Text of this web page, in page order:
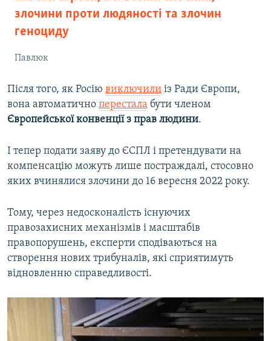
злочини проти людяності та злочин
геноциду
Павлюк
Після того, як Росію виключили із Ради Європи,
вона автоматично перестала бути членом
Європейської конвенції з прав людини.
І тепер подати заяву до ЄСПЛ і претендувати на
компенсацію можуть лише постраждалі, стосовно
яких вчинялися злочини до 16 вересня 2022 року.
Тому, через недосконалість існуючих
правозахисних механізмів і масштабів
правопорушень, експерти сподіваються на
створення нових трибуналів, які сприятимуть
відновленню справедливості.